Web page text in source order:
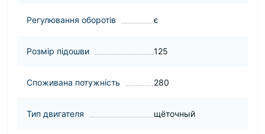
Регулювання оборотів є
Розмір підошви 125
Споживана потужність 280
Тип двигателя щёточный